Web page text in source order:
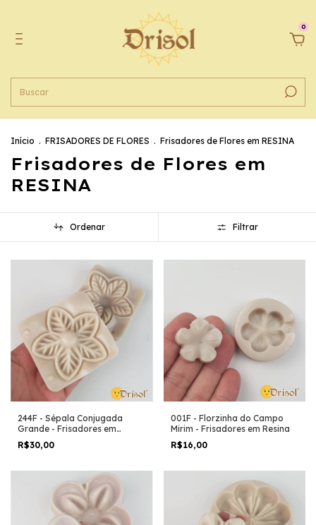
0
Início . FRISADORES DE FLORES . Frisadores de Flores em RESINA
Frisadores de Flores em
RESINA
Ordenar Filtrar
244F - Sépala Conjugada
Grande - Frisadores em
Resina
R$30,00
001F - Florzinha do Campo
Mirim - Frisadores em Resina
R$16,00